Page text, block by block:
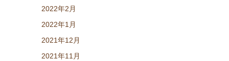
2022年2月
2022年1月
2021年12月
2021年11月